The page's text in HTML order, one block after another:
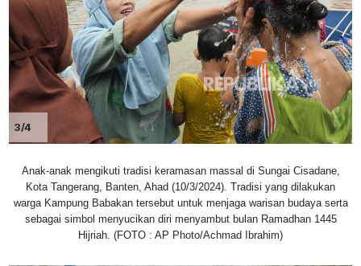
3/4
Anak-anak mengikuti tradisi keramasan massal di Sungai Cisadane,
Kota Tangerang, Banten, Ahad (10/3/2024). Tradisi yang dilakukan
warga Kampung Babakan tersebut untuk menjaga warisan budaya serta
sebagai simbol menyucikan diri menyambut bulan Ramadhan 1445
Hijriah. (FOTO : AP Photo/Achmad Ibrahim)